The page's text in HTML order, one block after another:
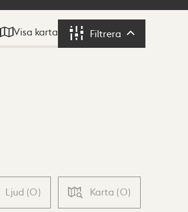
Visa karta Filtrera Filtrera
Ljud (0) Karta (0)